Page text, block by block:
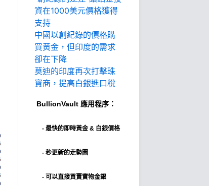
資在1000美元價格獲得
支持
中國以創紀錄的價格購
買黃金，但印度的需求
卻在下降
莫迪的印度再次打擊珠
寶商，提高白銀進口稅
BullionVault 應用程序：
- 最快的即時黃金 & 白銀價格
- 秒更新的走勢圖
- 可以直接買賣實物金銀